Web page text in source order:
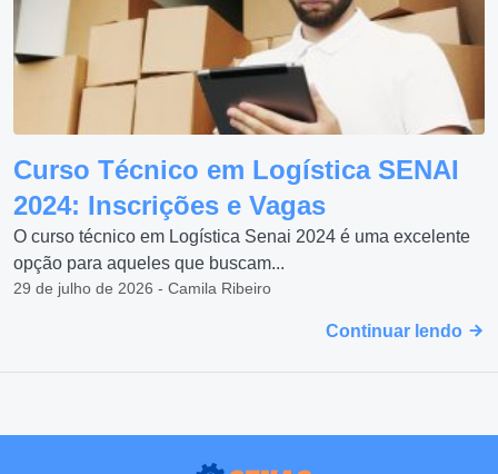
Curso Técnico em Logística SENAI
2024: Inscrições e Vagas
O curso técnico em Logística Senai 2024 é uma excelente
opção para aqueles que buscam...
29 de julho de 2026 - Camila Ribeiro
Continuar lendo